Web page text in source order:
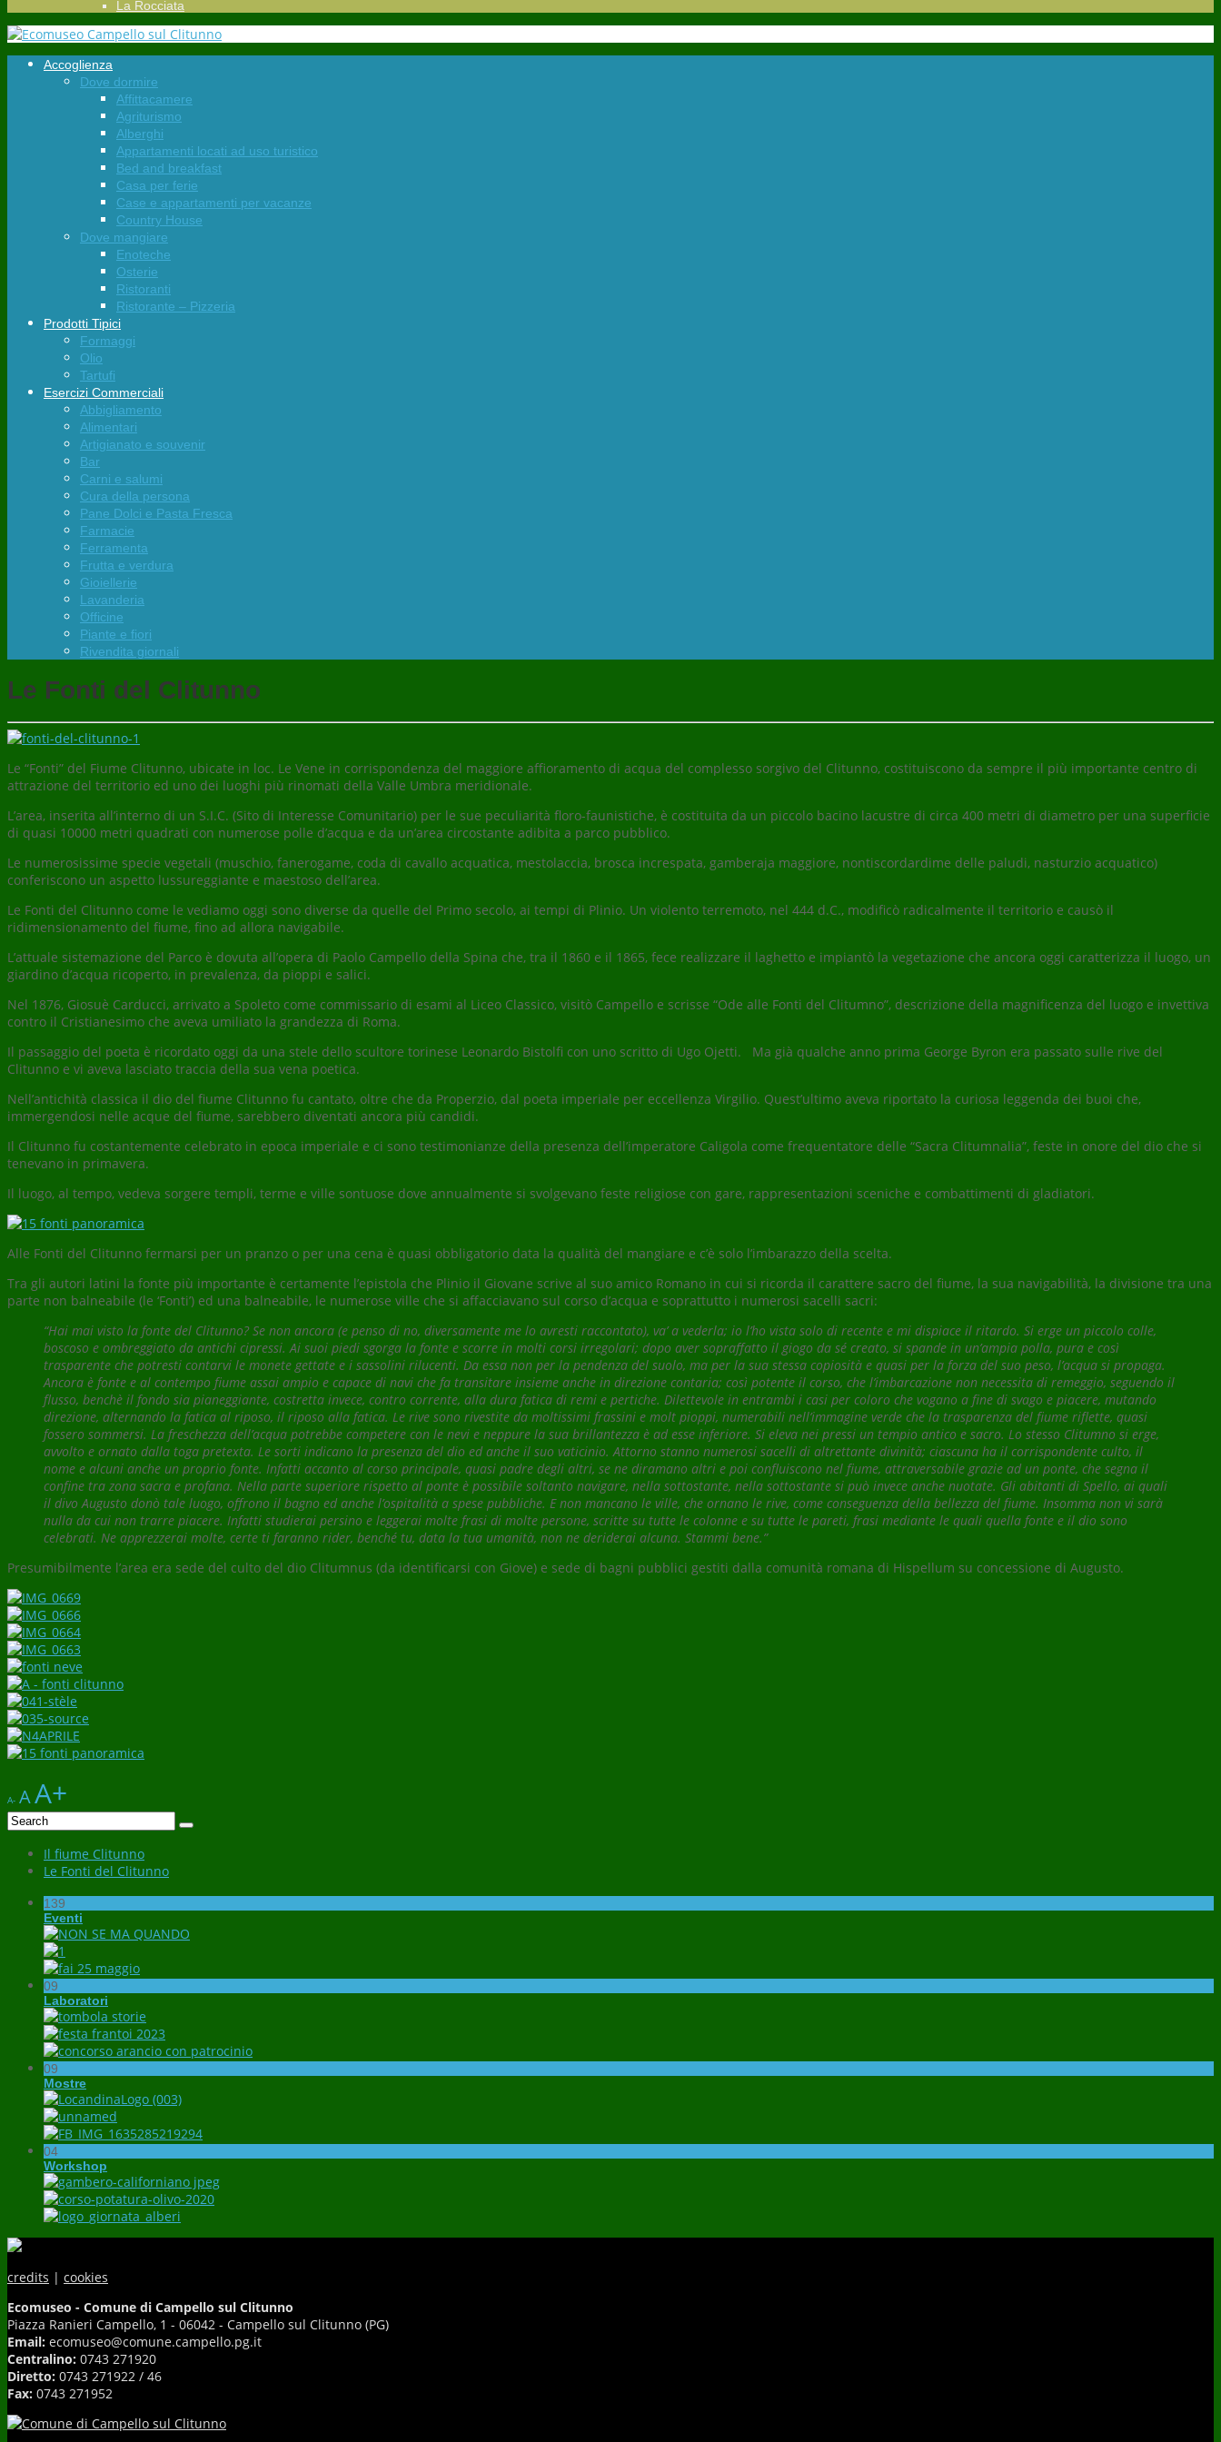
La Rocciata
Accoglienza
Dove dormire
Affittacamere
Agriturismo
Alberghi
Appartamenti locati ad uso turistico
Bed and breakfast
Casa per ferie
Case e appartamenti per vacanze
Country House
Dove mangiare
Enoteche
Osterie
Ristoranti
Ristorante – Pizzeria
Prodotti Tipici
Formaggi
Olio
Tartufi
Esercizi Commerciali
Abbigliamento
Alimentari
Artigianato e souvenir
Bar
Carni e salumi
Cura della persona
Pane Dolci e Pasta Fresca
Farmacie
Ferramenta
Frutta e verdura
Gioiellerie
Lavanderia
Officine
Piante e fiori
Rivendita giornali
Le Fonti del Clitunno
Le “Fonti” del Fiume Clitunno, ubicate in loc. Le Vene in corrispondenza del maggiore affioramento di acqua del complesso sorgivo del Clitunno, costituiscono da sempre il più importante centro di
attrazione del territorio ed uno dei luoghi più rinomati della Valle Umbra meridionale.
L’area, inserita all’interno di un S.I.C. (Sito di Interesse Comunitario) per le sue peculiarità floro-faunistiche, è costituita da un piccolo bacino lacustre di circa 400 metri di diametro per una superficie
di quasi 10000 metri quadrati con numerose polle d’acqua e da un’area circostante adibita a parco pubblico.
Le numerosissime specie vegetali (muschio, fanerogame, coda di cavallo acquatica, mestolaccia, brosca increspata, gamberaja maggiore, nontiscordardime delle paludi, nasturzio acquatico)
conferiscono un aspetto lussureggiante e maestoso dell’area.
Le Fonti del Clitunno come le vediamo oggi sono diverse da quelle del Primo secolo, ai tempi di Plinio. Un violento terremoto, nel 444 d.C., modificò radicalmente il territorio e causò il
ridimensionamento del fiume, fino ad allora navigabile.
L’attuale sistemazione del Parco è dovuta all’opera di Paolo Campello della Spina che, tra il 1860 e il 1865, fece realizzare il laghetto e impiantò la vegetazione che ancora oggi caratterizza il luogo, un
giardino d’acqua ricoperto, in prevalenza, da pioppi e salici.
Nel 1876, Giosuè Carducci, arrivato a Spoleto come commissario di esami al Liceo Classico, visitò Campello e scrisse “Ode alle Fonti del Clitumno”, descrizione della magnificenza del luogo e invettiva
contro il Cristianesimo che aveva umiliato la grandezza di Roma.
Il passaggio del poeta è ricordato oggi da una stele dello scultore torinese Leonardo Bistolfi con uno scritto di Ugo Ojetti. Ma già qualche anno prima George Byron era passato sulle rive del
Clitunno e vi aveva lasciato traccia della sua vena poetica.
Nell’antichità classica il dio del fiume Clitunno fu cantato, oltre che da Properzio, dal poeta imperiale per eccellenza Virgilio. Quest’ultimo aveva riportato la curiosa leggenda dei buoi che,
immergendosi nelle acque del fiume, sarebbero diventati ancora più candidi.
Il Clitunno fu costantemente celebrato in epoca imperiale e ci sono testimonianze della presenza dell’imperatore Caligola come frequentatore delle “Sacra Clitumnalia”, feste in onore del dio che si
tenevano in primavera.
Il luogo, al tempo, vedeva sorgere templi, terme e ville sontuose dove annualmente si svolgevano feste religiose con gare, rappresentazioni sceniche e combattimenti di gladiatori.
Alle Fonti del Clitunno fermarsi per un pranzo o per una cena è quasi obbligatorio data la qualità del mangiare e c’è solo l’imbarazzo della scelta.
Tra gli autori latini la fonte più importante è certamente l’epistola che Plinio il Giovane scrive al suo amico Romano in cui si ricorda il carattere sacro del fiume, la sua navigabilità, la divisione tra una
parte non balneabile (le ‘Fonti’) ed una balneabile, le numerose ville che si affacciavano sul corso d’acqua e soprattutto i numerosi sacelli sacri:
“Hai mai visto la fonte del Clitunno? Se non ancora (e penso di no, diversamente me lo avresti raccontato), va’ a vederla; io l’ho vista solo di recente e mi dispiace il ritardo. Si erge un piccolo colle,
boscoso e ombreggiato da antichi cipressi. Ai suoi piedi sgorga la fonte e scorre in molti corsi irregolari; dopo aver sopraffatto il giogo da sé creato, si spande in un’ampia polla, pura e così
trasparente che potresti contarvi le monete gettate e i sassolini rilucenti. Da essa non per la pendenza del suolo, ma per la sua stessa copiosità e quasi per la forza del suo peso, l’acqua si propaga.
Ancora è fonte e al contempo fiume assai ampio e capace di navi che fa transitare insieme anche in direzione contaria; così potente il corso, che l’imbarcazione non necessita di remeggio, seguendo il
flusso, benchè il fondo sia pianeggiante, costretta invece, contro corrente, alla dura fatica di remi e pertiche. Dilettevole in entrambi i casi per coloro che vogano a fine di svago e piacere, mutando
direzione, alternando la fatica al riposo, il riposo alla fatica. Le rive sono rivestite da moltissimi frassini e molt pioppi, numerabili nell’immagine verde che la trasparenza del fiume riflette, quasi
fossero sommersi. La freschezza dell’acqua potrebbe competere con le nevi e neppure la sua brillantezza è ad esse inferiore. Si eleva nei pressi un tempio antico e sacro. Lo stesso Clitumno si erge,
avvolto e ornato dalla toga pretexta. Le sorti indicano la presenza del dio ed anche il suo vaticinio. Attorno stanno numerosi sacelli di altrettante divinità; ciascuna ha il corrispondente culto, il
nome e alcuni anche un proprio fonte. Infatti accanto al corso principale, quasi padre degli altri, se ne diramano altri e poi confluiscono nel fiume, attraversabile grazie ad un ponte, che segna il
confine tra zona sacra e profana. Nella parte superiore rispetto al ponte è possibile soltanto navigare, nella sottostante, nella sottostante si può invece anche nuotate. Gli abitanti di Spello, ai quali
il divo Augusto donò tale luogo, offrono il bagno ed anche l’ospitalità a spese pubbliche. E non mancano le ville, che ornano le rive, come conseguenza della bellezza del fiume. Insomma non vi sarà
nulla da cui non trarre piacere. Infatti studierai persino e leggerai molte frasi di molte persone, scritte su tutte le colonne e su tutte le pareti, frasi mediante le quali quella fonte e il dio sono
celebrati. Ne apprezzerai molte, certe ti faranno rider, benché tu, data la tua umanità, non ne deriderai alcuna. Stammi bene.”
Presumibilmente l’area era sede del culto del dio Clitumnus (da identificarsi con Giove) e sede di bagni pubblici gestiti dalla comunità romana di Hispellum su concessione di Augusto.
A- AA+
Il fiume Clitunno
Le Fonti del Clitunno
139
Eventi
09
Laboratori
09
Mostre
04
Workshop
credits | cookies
Ecomuseo - Comune di Campello sul Clitunno
Piazza Ranieri Campello, 1 - 06042 - Campello sul Clitunno (PG)
Email: ecomuseo@comune.campello.pg.it
Centralino: 0743 271920
Diretto: 0743 271922 / 46
Fax: 0743 271952